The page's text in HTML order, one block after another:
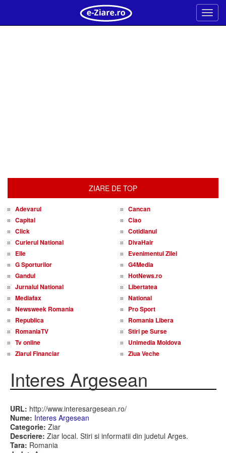
Meniu
ZIARE DE TOP
Adevarul
Cancan
Capital
Ciao
Click
Cotidianul
Curierul National
DivaHair
Elle
Evenimentul Zilei
G Sporturilor
G4Media
Gandul
HotNews.ro
Jurnalul National
Libertatea
Mediafax
National
Newsweek Romania
Pro Sport
Republica
Romania Libera
RomaniaTV
Stiri pe Surse
Tv online
Unimedia Moldova
Ziarul Financiar
Ziua Veche
Interes Argesean
URL: http://www.interesargesean.ro/
Nume: Interes Argesean
Categorie: Ziar
Descriere: Ziar local. Stiri si informatii din judetul Arges.
Tara: Romania